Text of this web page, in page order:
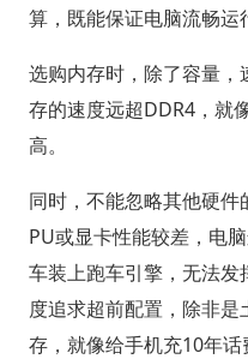
算，既能保证电脑流畅运
选购内存时，除了容量
存的速度远超DDR4，就
高。
同时，不能忽略其他硬
PU或显卡性能较差，电
车装上跑车引擎，无法
度追求超前配置，除非
存，就像给手机充10年话